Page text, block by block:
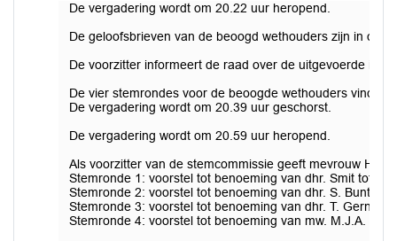
De vergadering wordt om 20.22 uur heropend.
De geloofsbrieven van de beoogd wethouders zijn in
De voorzitter informeert de raad over de uitgevoerde
De vier stemrondes voor de beoogde wethouders vindt
De vergadering wordt om 20.39 uur geschorst.
De vergadering wordt om 20.59 uur heropend.
Als voorzitter van de stemcommissie geeft mevrouw
Stemronde 1: voorstel tot benoeming van dhr. Smit tot
Stemronde 2: voorstel tot benoeming van dhr. S. Bunt
Stemronde 3: voorstel tot benoeming van dhr. T.
Stemronde 4: voorstel tot benoeming van mw. M.J.A.